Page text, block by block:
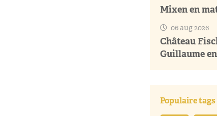
Mixen en
06 aug 2026
Château
Guillaume
Populaire tags